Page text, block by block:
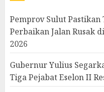
Pemprov Sulut
Perbaikan Jalan Rusak
2026
Gubernur Yulius
Tiga Pejabat Eselon II